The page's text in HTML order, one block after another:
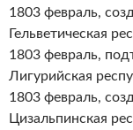
1803 февраль,
Гельветическая
1803 февраль,
Лигурийская
1803 февраль,
Цизальпинская